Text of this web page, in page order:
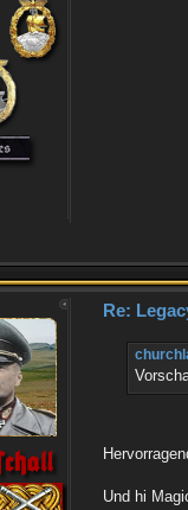
Re:
Und hi